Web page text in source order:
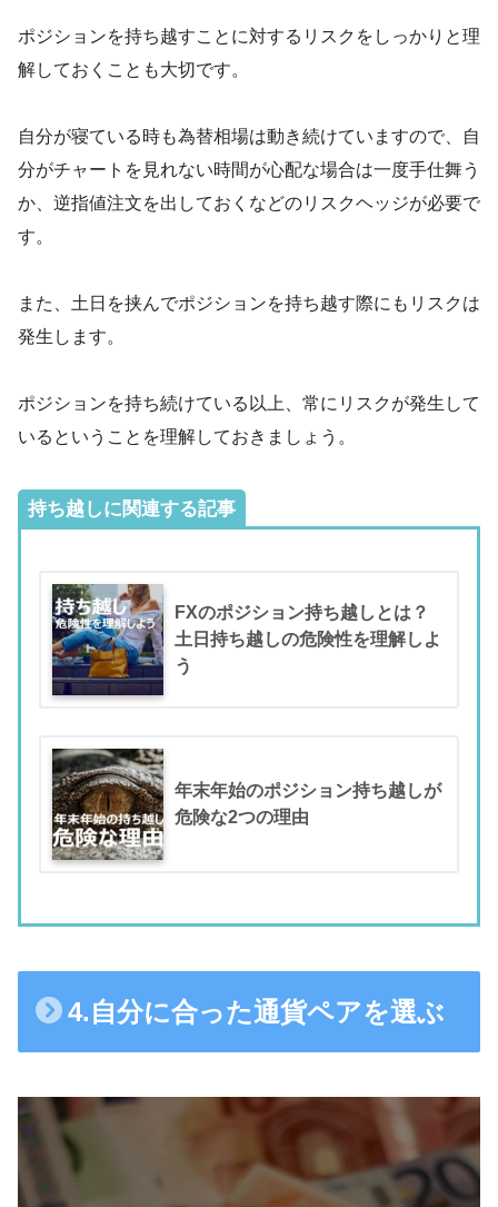
ポジションを持ち越すことに対するリスクをしっかりと理
解しておくことも大切です。
自分が寝ている時も為替相場は動き続けていますので、自
分がチャートを見れない時間が心配な場合は一度手仕舞う
か、逆指値注文を出しておくなどのリスクヘッジが必要で
す。
また、土日を挟んでポジションを持ち越す際にもリスクは
発生します。
ポジションを持ち続けている以上、常にリスクが発生して
いるということを理解しておきましょう。
持ち越しに関連する記事
FXのポジション持ち越しとは？
土日持ち越しの危険性を理解しよ
う
年末年始のポジション持ち越しが
危険な2つの理由
4.自分に合った通貨ペアを選ぶ